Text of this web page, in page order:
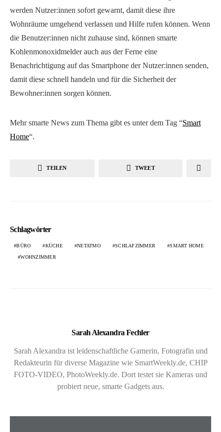
werden Nutzer:innen sofort gewarnt, damit diese ihre
Wohnräume umgehend verlassen und Hilfe rufen können. Wenn
die Benutzer:innen nicht zuhause sind, können smarte
Kohlenmonoxidmelder auch aus der Ferne eine
Benachrichtigung auf das Smartphone der Nutzer:innen senden,
damit diese schnell handeln und für die Sicherheit der
Bewohner:innen sorgen können.
Mehr smarte News zum Thema gibt es unter dem Tag “Smart
Home“.
TEILEN TWEET
Schlagwörter
BÜRO KÜCHE NETATMO SCHLAFZIMMER SMART HOME
WOHNZIMMER
Sarah Alexandra Fechler
Sarah Alexandra ist leidenschaftliche Gamerin, Fotografin und
Redakteurin für diverse Magazine wie SmartWeekly.de, CHIP
FOTO-VIDEO, PhotoWeekly.de. Dort testet sie Kameras und
probiert neue, smarte Gadgets aus.